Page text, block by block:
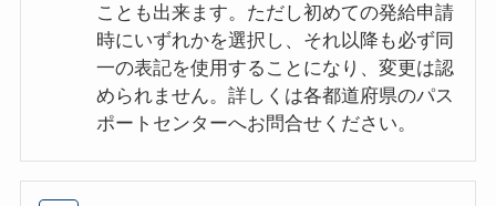
ことも出来ます。ただし初めての発給申請
時にいずれかを選択し、それ以降も必ず同
一の表記を使用することになり、変更は認
められません。詳しくは各都道府県のパス
ポートセンターへお問合せください。